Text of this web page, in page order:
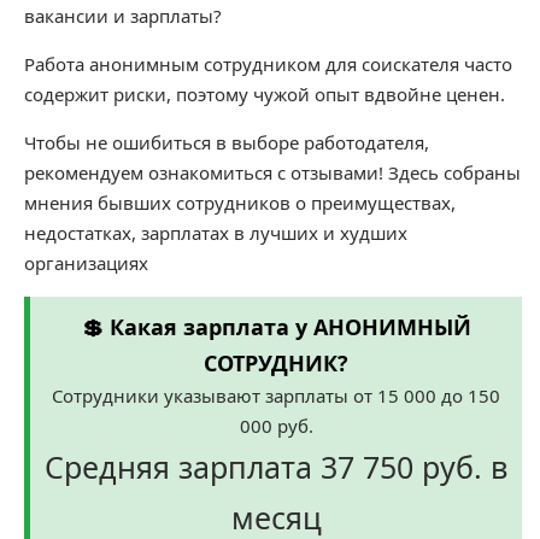
вакансии и зарплаты?
Работа анонимным сотрудником для соискателя часто
содержит риски, поэтому чужой опыт вдвойне ценен.
Чтобы не ошибиться в выборе работодателя,
рекомендуем ознакомиться с отзывами! Здесь собраны
мнения бывших сотрудников о преимуществах,
недостатках, зарплатах в лучших и худших
организациях
💲 Какая зарплата у АНОНИМНЫЙ
СОТРУДНИК?
Сотрудники указывают зарплаты от 15 000 до 150
000 руб.
Средняя зарплата 37 750 руб. в
месяц